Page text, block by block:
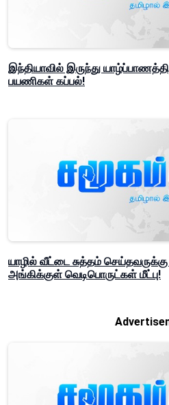
இந்தியாவில் இருந்து
பயணிகள் கப்பல்!
யாழில் வீட்டை சுத்தம்
அங்கிக்குள் வெடிபொருட்கள் மீட்பு!